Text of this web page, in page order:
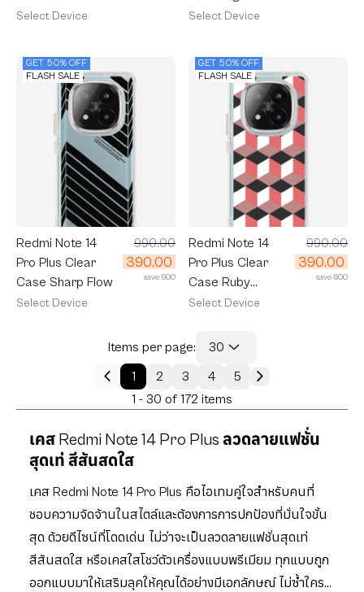
Houndstooth
Select Device Select Device
GET 50% OFF
FLASH SALE
Redmi Note 14
Pro Plus Clear
Case Sharp Flow
990.00
390.00
save 600
Select Device
GET 50% OFF
FLASH SALE
Redmi Note 14
Pro Plus Clear
Case Ruby
Geometric Cube
990.00
390.00
save 600
Select Device
1 - 30 of 172 items
1 2 3 4 5
Items per page: 30
เคส Redmi Note 14 Pro Plus ลวดลายแฟชั่น
สุดเท่ สีสันสดใส
เคส Redmi Note 14 Pro Plus คือไอเทมคู่ใจสำหรับคนที่
ชอบความจัดจ้านในสไตล์และต้องการการปกป้องที่มั่นใจขั้น
สุด ด้วยดีไซน์ที่โดดเด่น ไม่ว่าจะเป็นลวดลายแฟชั่นสุดเท่
สีสันสดใส หรือเคสใสโชว์ตัวเครื่องแบบพรีเมียม ทุกแบบถูก
ออกแบบมาให้เสริมลุคให้คุณได้อย่างมีเอกลักษณ์ ไม่ซ้ำใคร